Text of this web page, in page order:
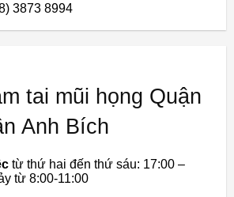
3873 8994
tai mũi họng Quận
Anh Bích
từ thứ hai đến thứ sáu: 17:00 –
từ 8:00-11:00